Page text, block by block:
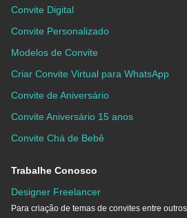
Convite Digital
Convite Personalizado
Modelos de Convite
Criar Convite Virtual para WhatsApp
Convite de Aniversário
Convite Aniversário 15 anos
Convite Chá de Bebê
Trabalhe Conosco
Designer Freelancer
Para criação de temas de convites entre outros